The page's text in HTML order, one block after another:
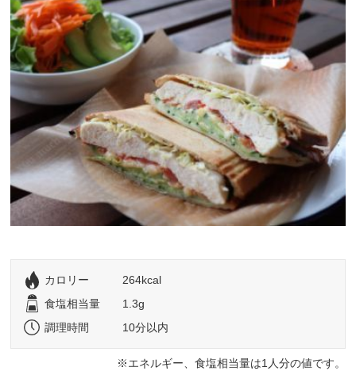
カロリー
264kcal
食塩相当量
1.3g
調理時間
10分以内
エネルギー、食塩相当量は1人分の値です。